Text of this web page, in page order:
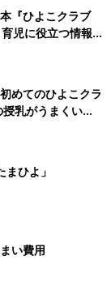
『ひよこクラブ
児に役立つ情報が
めてのひよこクラ
乳がうまくい
トラブル 解決テ
ひよ」
い費用